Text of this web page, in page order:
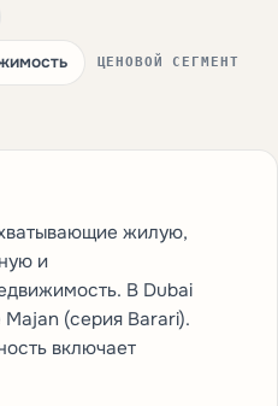
ЦЕНОВОЙ СЕГМЕНТ
жилую,
и
В Dubai
(серия Barari).
включает